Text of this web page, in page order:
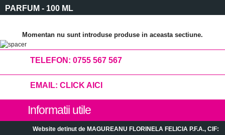
PARFUM - 100 ML
Momentan nu sunt introduse produse in aceasta sectiune.
TELEFON: 0755 567 567
EMAIL: CLICK AICI
Informatii utile
Website detinut de MAGUREANU FLORINELA FELICIA P.F.A., CIF: